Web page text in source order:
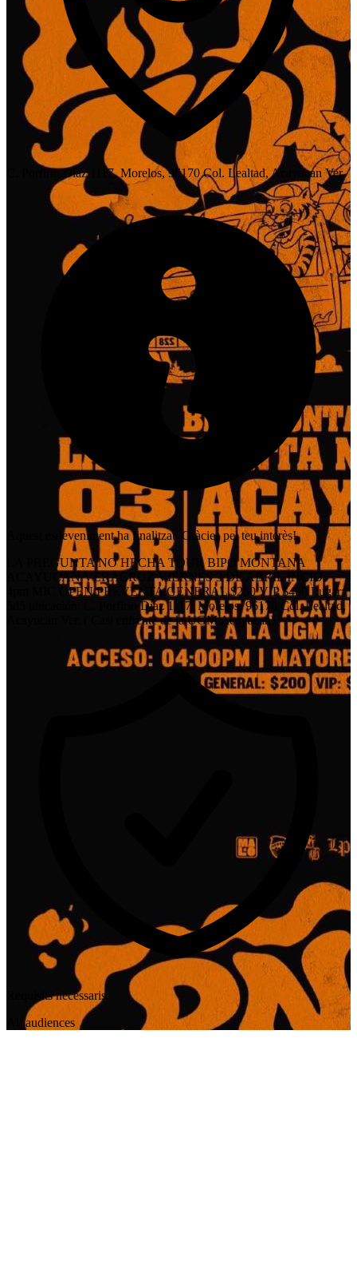
C. Porfirio Díaz 1117, Morelos, 96170 Col. Lealtad, Acayucan Ver.
Aquest esdeveniment ha finalitzat. Gràcies pel teu interès!
LA PREGUNTA NO HECHA TOUR BIPO MONTANA
ACAYUCAN VERACRUZ VIERNES 3 DE ABRIL INCIO:
4pm MIC OPEN PREVENTA GENERAL $200 VIP $400 Lugar:
5d5 ubicación: C. Porfirio Díaz 1117, Morelos, 96170 Col. Lealtad,
Acayucan Ver. ( Casi enfrente de la UGM Acayucan)
Requisits necessaris
All audiences